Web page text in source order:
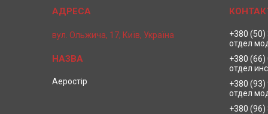
вул. Ольжича, 17, Київ, Україна
Аеростір
+380
отдел
+380
отдел
+380
отдел
+380